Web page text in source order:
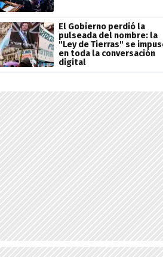
El Gobierno perdió la
pulseada del nombre: la
"Ley de Tierras" se
en toda la conversación
digital